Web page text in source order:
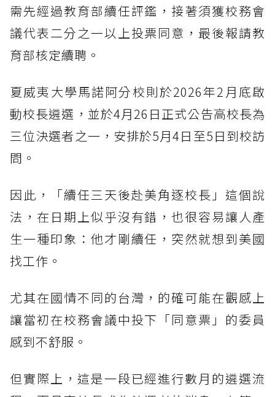
需先經過教育部續任評鑑，接著須獲校務會
議代表二分之一以上投票同意，最後報請教
育部核定續聘。
夏威夷大學馬諾阿分校則於2026年2月底啟
動校長遴選，並於4月26日正式公告高校長為
三位決選者之一，安排於5月4日至5日到校訪
問。
因此，「續任三天後赴美角逐校長」這個說
法，在日期上似乎沒有錯，也很容易讓人產
生一種印象：他才剛續任，突然就想到美國
找工作。
尤其在國情不同的台灣，的確可能在觀感上
讓當初在校務會議中投下「同意票」的委員
感到不舒服。
但實際上，這是一段已經進行數月的遴選流